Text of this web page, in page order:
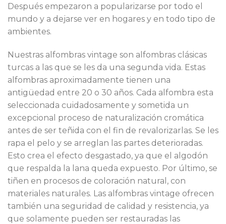
Después empezaron a popularizarse por todo el
mundo y a dejarse ver en hogares y en todo tipo de
ambientes.
Nuestras alfombras vintage son alfombras clásicas
turcas a las que se les da una segunda vida. Estas
alfombras aproximadamente tienen una
antigüedad entre 20 o 30 años. Cada alfombra esta
seleccionada cuidadosamente y sometida un
excepcional proceso de naturalización cromática
antes de ser teñida con el fin de revalorizarlas. Se les
rapa el pelo y se arreglan las partes deterioradas.
Esto crea el efecto desgastado, ya que el algodón
que respalda la lana queda expuesto. Por último, se
tiñen en procesos de coloración natural, con
materiales naturales. Las alfombras vintage ofrecen
también una seguridad de calidad y resistencia, ya
que solamente pueden ser restauradas las